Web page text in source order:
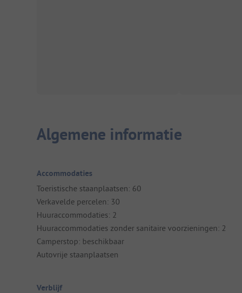
Algemene informatie
Accommodaties
Toeristische staanplaatsen: 60
Verkavelde percelen: 30
Huuraccommodaties: 2
Huuraccommodaties zonder sanitaire voorzieningen: 2
Camperstop: beschikbaar
Autovrije staanplaatsen
Verblijf